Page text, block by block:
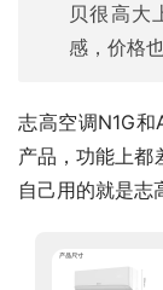
贝很高大
感，价格
志高空调N1G
产品，功能上都
自己用的就是志